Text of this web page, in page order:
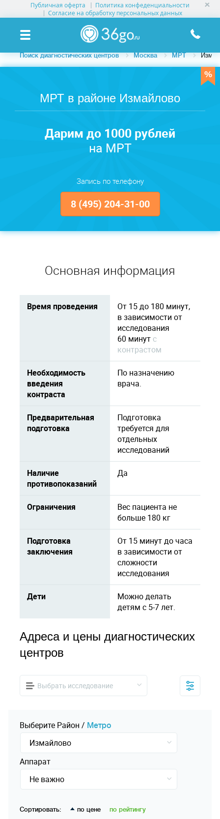
Публичная оферта
Политика конфеденциальности
Согласие на обработку персональных данных
УСЛУГИ КЛИНИК
КЛИНИКИ НА КАРТЕ
ПАМЯТКА ПАЦИЕНТУ
Поиск диагностических центров Москва МРТ
МРТ в районе Измайлово
Дарим до 1000 рублей
на МРТ
Запись по телефону
8 (495) 204-31-00
Основная информация
Время проведения
От 15 до 180 минут,
в зависимости от
исследования
60 минут c
контрастом
Необходимость
введения
контраста
По назначению
врача.
Предварительная
подготовка
Подготовка
требуется для
отдельных
исследований
Наличие
противопоказаний
Да
Ограничения
Вес пациента не
больше 180 кг
Подготовка
заключения
От 15 минут до часа
в зависимости от
сложности
исследования
Дети
Можно делать
детям с 5-7 лет.
Адреса и цены диагностических
центров
Выбрать исследование
Выберите Pайон / Mетро
Измайлово
Аппарат
Не важно
Сортировать: по цене по рейтингу